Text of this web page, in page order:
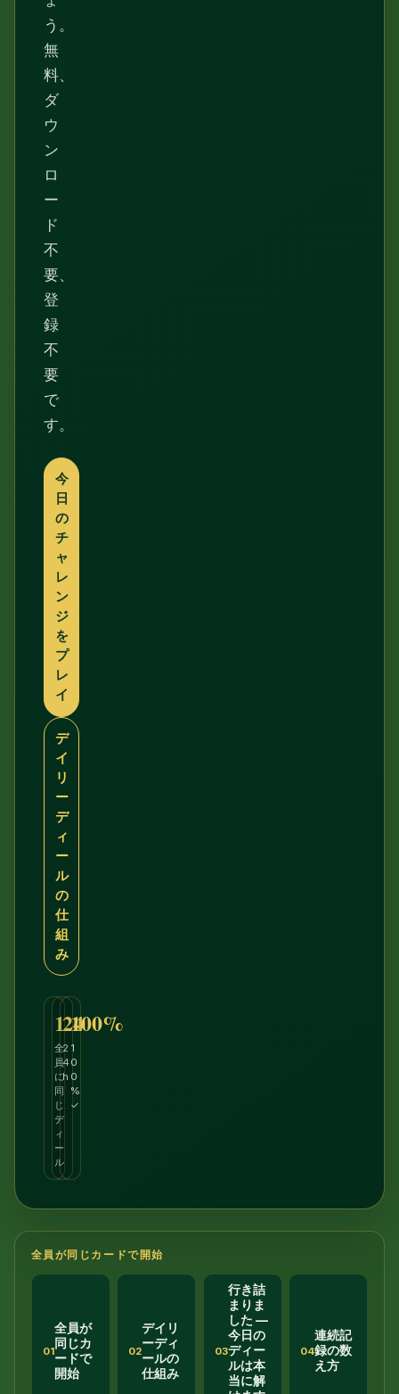
う。
無
料、
ダ
ウ
ン
ロ
ー
ド
不
要、
登
録
不
要
で
す。
今
日
の
チ
ャ
レ
ン
ジ
を
プ
レ
イ
デ
イ
リ
ー
デ
ィ
ー
ル
の
仕
組
み
1
全
員
に
同
じ
デ
ィ
ー
ル
24
2
4
h
100%
1
0
0
%
✓
全員が同じカードで開始
01
全員が
同じカ
ードで
開始
02
デイリ
ーディ
ールの
仕組み
03
行き詰
まりま
した —
今日の
ディー
ルは本
当に解
04
連続記
録の数
え方